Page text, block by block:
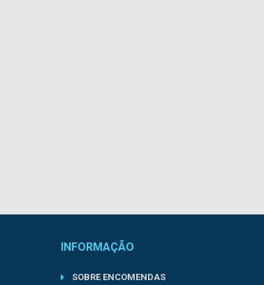
INFORMAÇÃO
SOBRE ENCOMENDAS